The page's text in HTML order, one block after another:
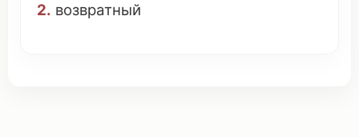
2. возвратный